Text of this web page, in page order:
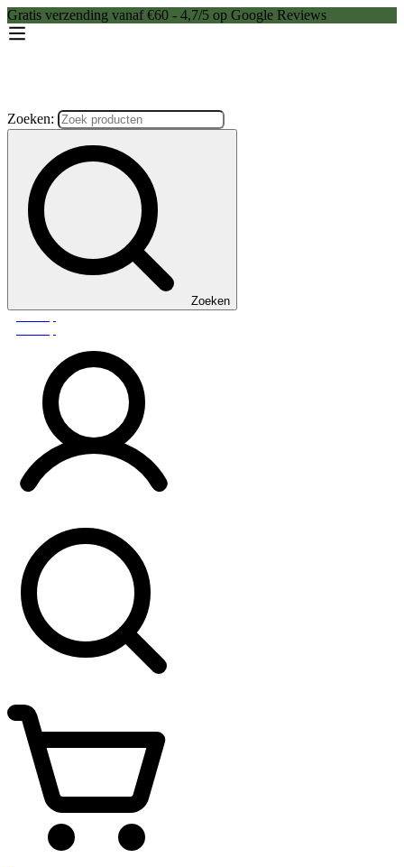
Gratis verzending vanaf €60 - 4,7/5 op Google Reviews
Zoeken:
Zoeken